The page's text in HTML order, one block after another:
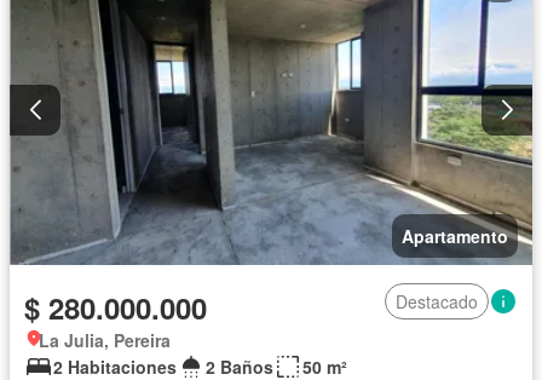
Apartamento
$ 280.000.000
Destacado
La Julia, Pereira
2 Habitaciones
2 Baños
50 m²